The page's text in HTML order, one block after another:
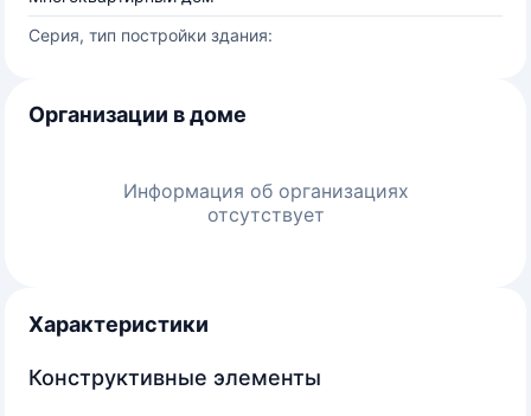
Серия, тип постройки здания:
Организации в доме
Информация об организациях
отсутствует
Характеристики
Конструктивные элементы